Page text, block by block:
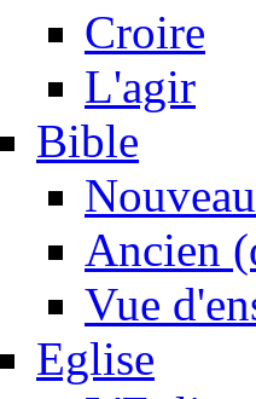
Croire
L'agir
Bible
Ancien
Vue
Eglise